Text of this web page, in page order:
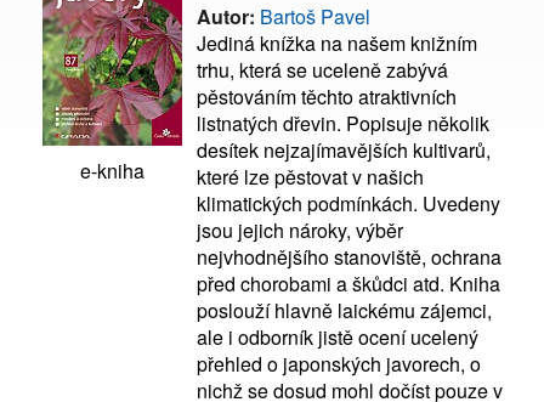
e-kniha
Autor: Bartoš Pavel
Jediná knížka na našem knižním
trhu, která se uceleně zabývá
pěstováním těchto atraktivních
listnatých dřevin. Popisuje několik
desítek nejzajímavějších kultivarů,
které lze pěstovat v našich
klimatických podmínkách. Uvedeny
jsou jejich nároky, výběr
nejvhodnějšího stanoviště, ochrana
před chorobami a škůdci atd. Kniha
poslouží hlavně laickému zájemci,
ale i odborník jistě ocení ucelený
přehled o japonských javorech, o
nichž se dosud mohl dočíst pouze v